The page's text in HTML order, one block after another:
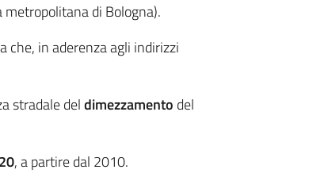
di Bologna).
che, in aderenza agli indirizzi
stradale deldimezzamento del
, a partire dal 2010.